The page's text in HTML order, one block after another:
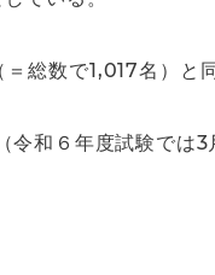
総数で1,017名）
和６年度試験では3